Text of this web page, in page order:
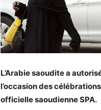
L’Arabie saoudite a
l’occasion des
officielle saoudienne SPA.